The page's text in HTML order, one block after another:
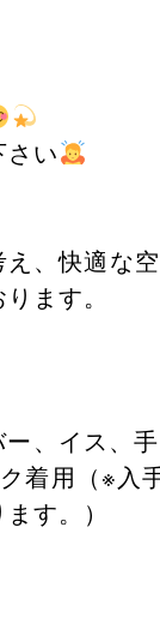
い
、快適な
ます。
、イス、
着用（※入
す。）